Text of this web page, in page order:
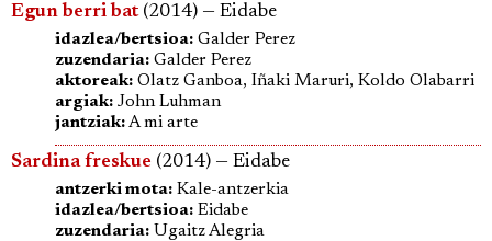
Egun berri bat(2014) — Eidabe
idazlea/bertsioa: Galder Perez
zuzendaria: Galder Perez
aktoreak: Olatz Ganboa, Iñaki Maruri, Koldo Olabarri
argiak: John Luhman
jantziak:A mi arte
Sardina freskue (2014) — Eidabe
antzerki mota: Kale-antzerkia
idazlea/bertsioa: Eidabe
zuzendaria: Ugaitz Alegria